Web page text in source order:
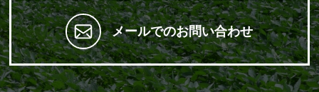
メールでのお問い合わせ